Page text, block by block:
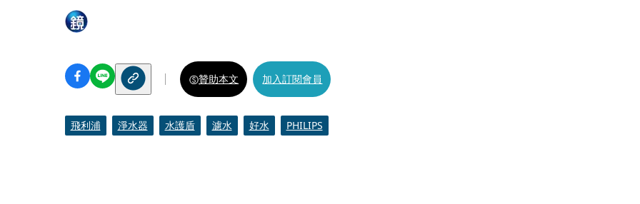
贊助本文 加入訂閱會員
飛利浦 淨水器 水護盾 濾水 好水 PHILIPS